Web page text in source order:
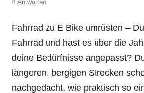
4 Antworten
Fahrrad zu E Bike umrüsten –
Fahrrad und hast es über die
deine Bedürfnisse angepasst?
längeren, bergigen Strecken
nachgedacht, wie praktisch so